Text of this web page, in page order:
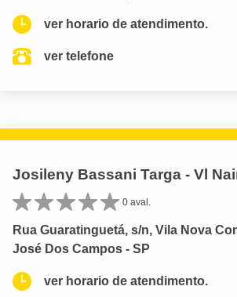
ver horario de atendimento.
ver telefone
Josileny Bassani Targa - Vl
0 aval.
Rua Guaratinguetá, s/n, Vila Nova
José Dos Campos - SP
ver horario de atendimento.